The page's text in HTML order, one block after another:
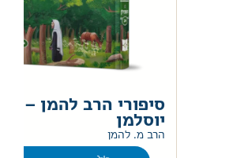
סיפורי הרב להמן –
יוסלמן
הרב מ. להמן